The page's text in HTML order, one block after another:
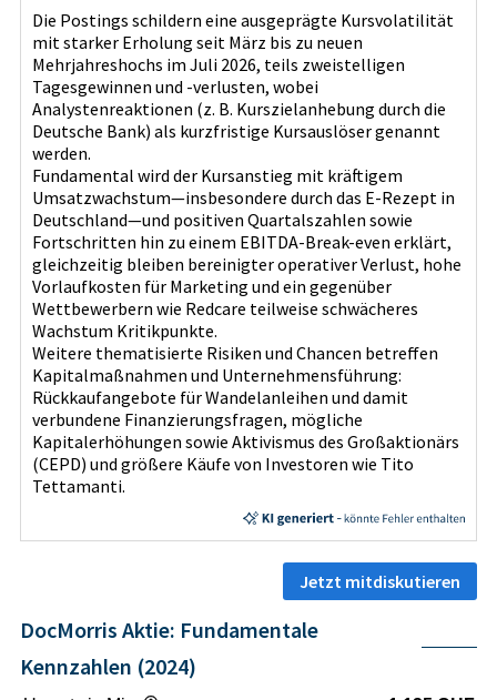
Die Postings schildern eine ausgeprägte Kursvolatilität
mit starker Erholung seit März bis zu neuen
Mehrjahreshochs im Juli 2026, teils zweistelligen
Tagesgewinnen und -verlusten, wobei
Analystenreaktionen (z. B. Kurszielanhebung durch die
Deutsche Bank) als kurzfristige Kursauslöser genannt
werden.
Fundamental wird der Kursanstieg mit kräftigem
Umsatzwachstum—insbesondere durch das E‑Rezept in
Deutschland—und positiven Quartalszahlen sowie
Fortschritten hin zu einem EBITDA‑Break‑even erklärt,
gleichzeitig bleiben bereinigter operativer Verlust, hohe
Vorlaufkosten für Marketing und ein gegenüber
Wettbewerbern wie Redcare teilweise schwächeres
Wachstum Kritikpunkte.
Weitere thematisierte Risiken und Chancen betreffen
Kapitalmaßnahmen und Unternehmensführung:
Rückkaufangebote für Wandelanleihen und damit
verbundene Finanzierungsfragen, mögliche
Kapitalerhöhungen sowie Aktivismus des Großaktionärs
(CEPD) und größere Käufe von Investoren wie Tito
Tettamanti.
Jetzt mitdiskutieren
DocMorris Aktie: Fundamentale
Kennzahlen (2024)